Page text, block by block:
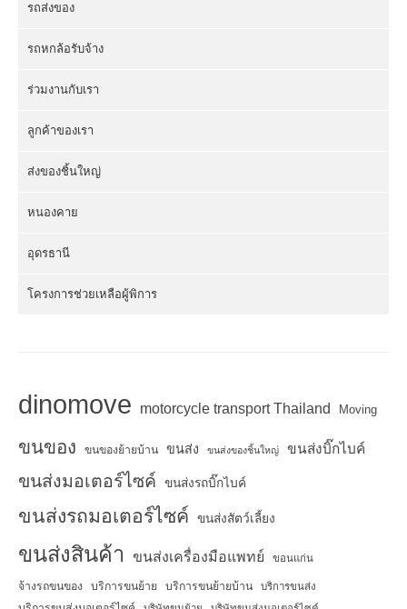
รถส่งของ
รถหกล้อรับจ้าง
ร่วมงานกับเรา
ลูกค้าของเรา
ส่งของชิ้นใหญ่
หนองคาย
อุดรธานี
โครงการช่วยเหลือผู้พิการ
dinomove motorcycle transport Thailand Moving
ขนของ ขนของย้ายบ้าน ขนส่ง ขนส่งของชิ้นใหญ่ ขนส่งบิ๊กไบค์
ขนส่งมอเตอร์ไซค์ ขนส่งรถบิ๊กไบค์
ขนส่งรถมอเตอร์ไซค์ ขนส่งสัตว์เลี้ยง
ขนส่งสินค้า ขนส่งเครื่องมือแพทย์ ขอนแก่น
จ้างรถขนของ บริการขนย้าย บริการขนย้ายบ้าน บริการขนส่ง